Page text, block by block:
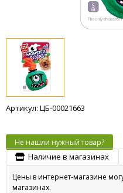
Артикул: ЦБ-00021663
Не нашли нужный товар?
Наличие в магазинах
Цены в интернет-магазине
магазинах.